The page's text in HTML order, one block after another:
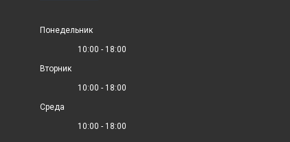
Понедельник
10:00 - 18:00
Вторник
10:00 - 18:00
Среда
10:00 - 18:00